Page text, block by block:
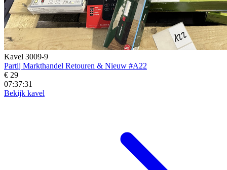
Kavel 3009-9
Partij Markthandel Retouren & Nieuw #A22
€ 29
07:37:29
Bekijk kavel